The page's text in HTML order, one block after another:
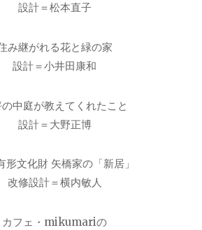
設計＝松本直子
み継がれる花と緑の家
設計＝小井田康和
中庭が教えてくれたこと
設計＝大野正博
形文化財 矢橋家の「新居」
改修設計＝横内敏人
カフェ・mikumariの